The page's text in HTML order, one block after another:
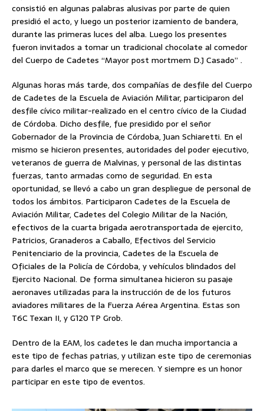
consistió en algunas palabras alusivas por parte de quien
presidió el acto, y luego un posterior izamiento de bandera,
durante las primeras luces del alba. Luego los presentes
fueron invitados a tomar un tradicional chocolate al comedor
del Cuerpo de Cadetes “Mayor post mortmem D.J Casado” .
Algunas horas más tarde, dos compañías de desfile del Cuerpo
de Cadetes de la Escuela de Aviación Militar, participaron del
desfile cívico militar-realizado en el centro cívico de la Ciudad
de Córdoba. Dicho desfile, fue presidido por el señor
Gobernador de la Provincia de Córdoba, Juan Schiaretti. En el
mismo se hicieron presentes, autoridades del poder ejecutivo,
veteranos de guerra de Malvinas, y personal de las distintas
fuerzas, tanto armadas como de seguridad. En esta
oportunidad, se llevó a cabo un gran despliegue de personal de
todos los ámbitos. Participaron Cadetes de la Escuela de
Aviación Militar, Cadetes del Colegio Militar de la Nación,
efectivos de la cuarta brigada aerotransportada de ejercito,
Patricios, Granaderos a Caballo, Efectivos del Servicio
Penitenciario de la provincia, Cadetes de la Escuela de
Oficiales de la Policía de Córdoba, y vehículos blindados del
Ejercito Nacional. De forma simultanea hicieron su pasaje
aeronaves utilizadas para la instrucción de de los futuros
aviadores militares de la Fuerza Aérea Argentina. Estas son
T6C Texan II, y G120 TP Grob.
Dentro de la EAM, los cadetes le dan mucha importancia a
este tipo de fechas patrias, y utilizan este tipo de ceremonias
para darles el marco que se merecen. Y siempre es un honor
participar en este tipo de eventos.